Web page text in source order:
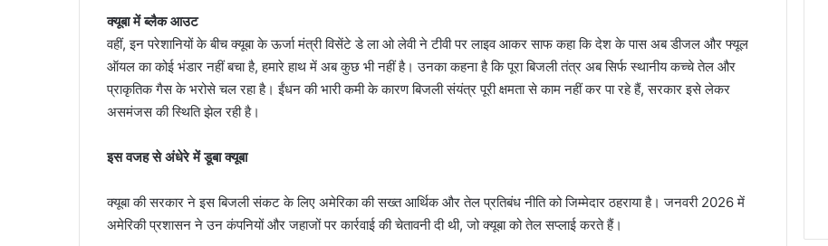
क्यूबा में ब्लैक आउट
वहीं, इन परेशानियों के बीच क्यूबा के ऊर्जा मंत्री विसेंटे डे ला ओ लेवी ने टीवी पर लाइव आकर साफ कहा कि देश के पास अब डीजल और फ्यूल
ऑयल का कोई भंडार नहीं बचा है, हमारे हाथ में अब कुछ भी नहीं है। उनका कहना है कि पूरा बिजली तंत्र अब सिर्फ स्थानीय कच्चे तेल और
प्राकृतिक गैस के भरोसे चल रहा है। ईंधन की भारी कमी के कारण बिजली संयंत्र पूरी क्षमता से काम नहीं कर पा रहे हैं, सरकार इसे लेकर
असमंजस की स्थिति झेल रही है।
इस वजह से अंधेरे में डूबा क्यूबा
क्यूबा की सरकार ने इस बिजली संकट के लिए अमेरिका की सख्त आर्थिक और तेल प्रतिबंध नीति को जिम्मेदार ठहराया है। जनवरी 2026 में
अमेरिकी प्रशासन ने उन कंपनियों और जहाजों पर कार्रवाई की चेतावनी दी थी, जो क्यूबा को तेल सप्लाई करते हैं।